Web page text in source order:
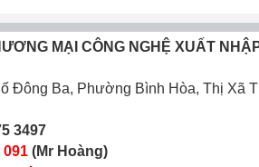
MẠI CÔNG NGHỆ XUẤT
Đông Ba, Phường Bình Hòa, Thị Xã
3497
091 (Mr Hoàng)